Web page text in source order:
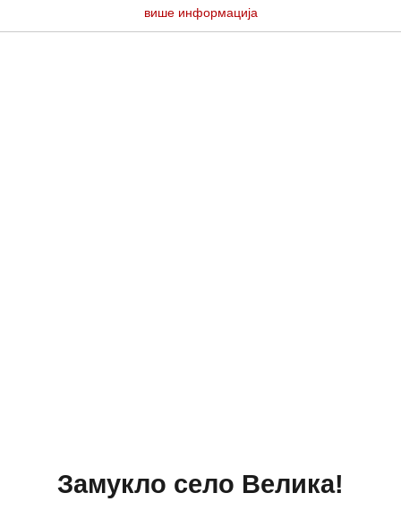
више информација
Замукло село Велика!